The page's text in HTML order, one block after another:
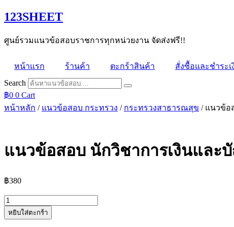
Skip
to
123SHEET
ศูนย์รวมแนวข้อสอบราชการทุกหน่วยงาน จัดส่งฟรี!!
หน้าแรก ร้านค้า ตะกร้าสินค้า สั่งซื้อและชำระเ
Search
฿0 0 Cart
หน้าหลัก / แนวข้อสอบ กระทรวง / กระทรวงสาธารณสุข / แนวข้อ
แนวข้อสอบ นักวิชาการเงินแล
฿380
จำนวน
แนว
หยิบใส่ตะกร้า